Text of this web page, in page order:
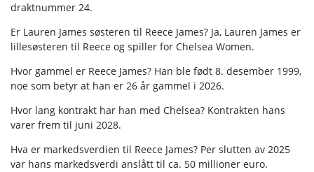
draktnummer 24.
Er Lauren James søsteren til Reece James? Ja, Lauren James er
lillesøsteren til Reece og spiller for Chelsea Women.
Hvor gammel er Reece James? Han ble født 8. desember 1999,
noe som betyr at han er 26 år gammel i 2026.
Hvor lang kontrakt har han med Chelsea? Kontrakten hans
varer frem til juni 2028.
Hva er markedsverdien til Reece James? Per slutten av 2025
var hans markedsverdi anslått til ca. 50 millioner euro.